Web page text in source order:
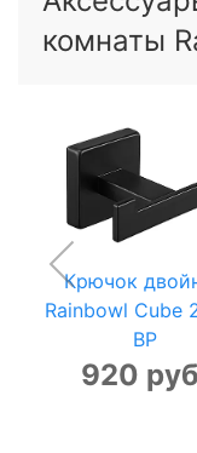
комнаты
Крючок
Rainbowl Cube
BP
920